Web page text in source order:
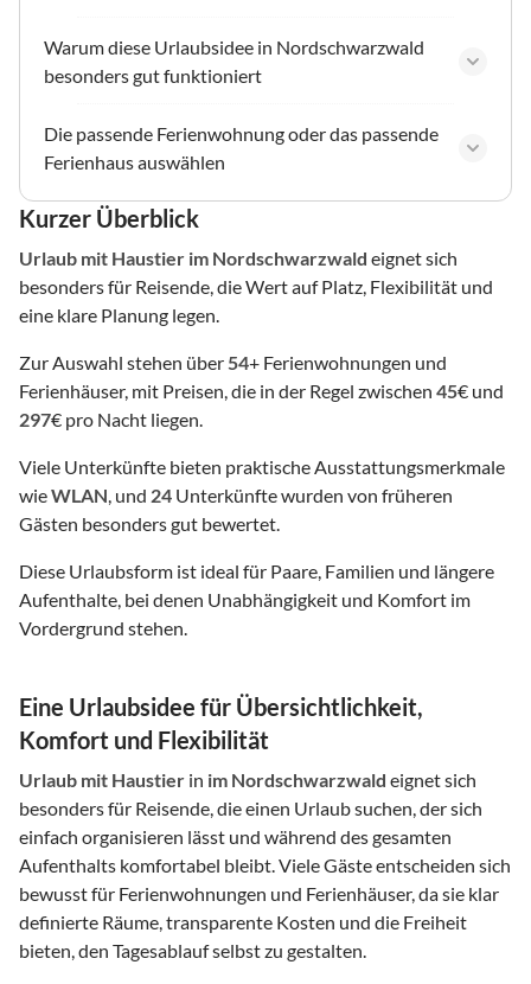
Warum diese Urlaubsidee in Nordschwarzwald
besonders gut funktioniert
Die passende Ferienwohnung oder das passende
Ferienhaus auswählen
Kurzer Überblick
Urlaub mit Haustier im Nordschwarzwald eignet sich
besonders für Reisende, die Wert auf Platz, Flexibilität und
eine klare Planung legen.
Zur Auswahl stehen über54+ Ferienwohnungen und
Ferienhäuser, mit Preisen, die in der Regel zwischen 45€ und
297€ pro Nacht liegen.
Viele Unterkünfte bieten praktische Ausstattungsmerkmale
wieWLAN, und 24 Unterkünfte wurden von früheren
Gästen besonders gut bewertet.
Diese Urlaubsform ist ideal für Paare, Familien und längere
Aufenthalte, bei denen Unabhängigkeit und Komfort im
Vordergrund stehen.
Eine Urlaubsidee für Übersichtlichkeit,
Komfort und Flexibilität
Urlaub mit Haustier in im Nordschwarzwald eignet sich
besonders für Reisende, die einen Urlaub suchen, der sich
einfach organisieren lässt und während des gesamten
Aufenthalts komfortabel bleibt. Viele Gäste entscheiden sich
bewusst für Ferienwohnungen und Ferienhäuser, da sie klar
definierte Räume, transparente Kosten und die Freiheit
bieten, den Tagesablauf selbst zu gestalten.